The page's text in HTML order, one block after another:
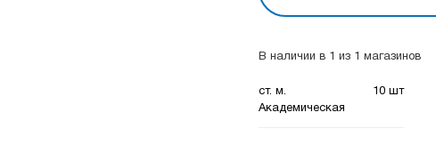
В наличии в 1 из 1 магазинов
10 шт
ст. м.
Академическая